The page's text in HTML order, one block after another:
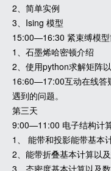
2、简单实例
3、Ising 模型
15:00—16:30 紧束缚模型
1、石墨烯哈密顿介绍
2、使用python求解矩阵
16:60—17:00互动在线答
遇到的问题。
第三天
9:00—11:00 电子结构计
1、 能带和投影能带基本
2、能带折叠基本计算以
3、态密度基本计算以及